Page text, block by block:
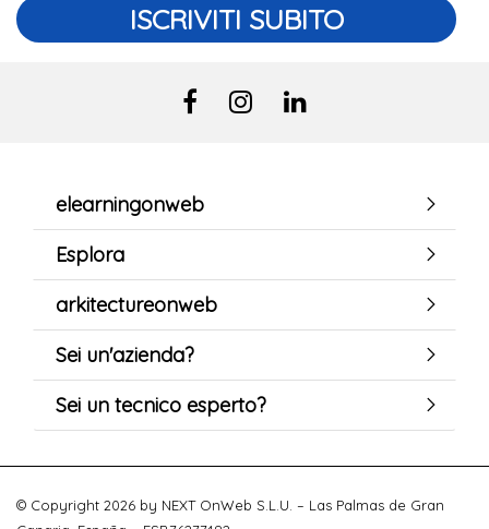
ISCRIVITI SUBITO
elearningonweb
Esplora
arkitectureonweb
Sei un'azienda?
Sei un tecnico esperto?
© Copyright 2026 by NEXT OnWeb S.L.U. – Las Palmas de Gran